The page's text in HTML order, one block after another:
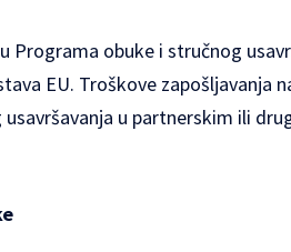
Programa obuke i stručnog
EU. Troškove zapošljavanja
u partnerskim ili